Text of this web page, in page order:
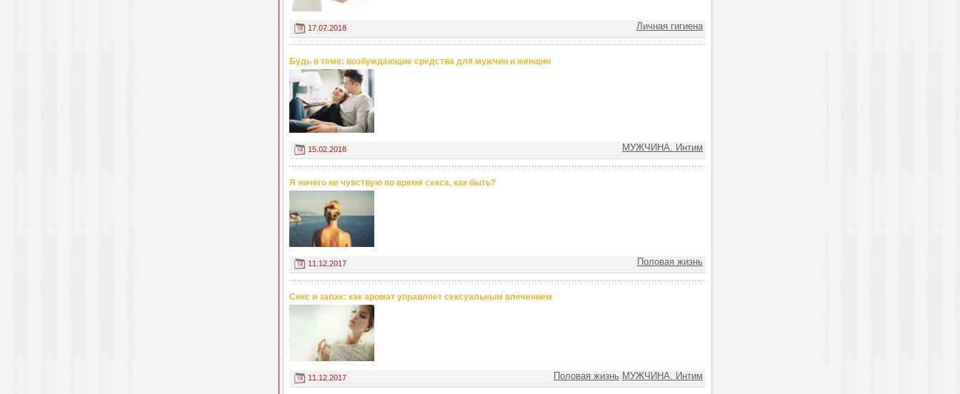
17.07.2018 Личная гигиена
Будь в теме: возбуждающие средства для мужчин и женщин
15.02.2018 МУЖЧИНА. Интим
Я ничего не чувствую во время секса, как быть?
11.12.2017 Половая жизнь
Секс и запах: как аромат управляет сексуальным влечением
11.12.2017 Половая жизнь МУЖЧИНА. Интим